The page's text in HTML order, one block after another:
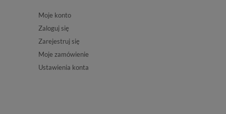
Moje konto
Zaloguj się
Zarejestruj się
Moje zamówienie
Ustawienia konta